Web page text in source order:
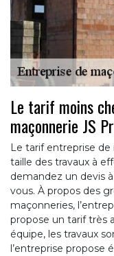
Le tarif moins
maçonnerie JS
Le tarif entreprise
taille des travaux à
demandez un devis
vous. À propos des
maçonneries,
propose un tarif très
équipe, les travaux
l’entreprise propose